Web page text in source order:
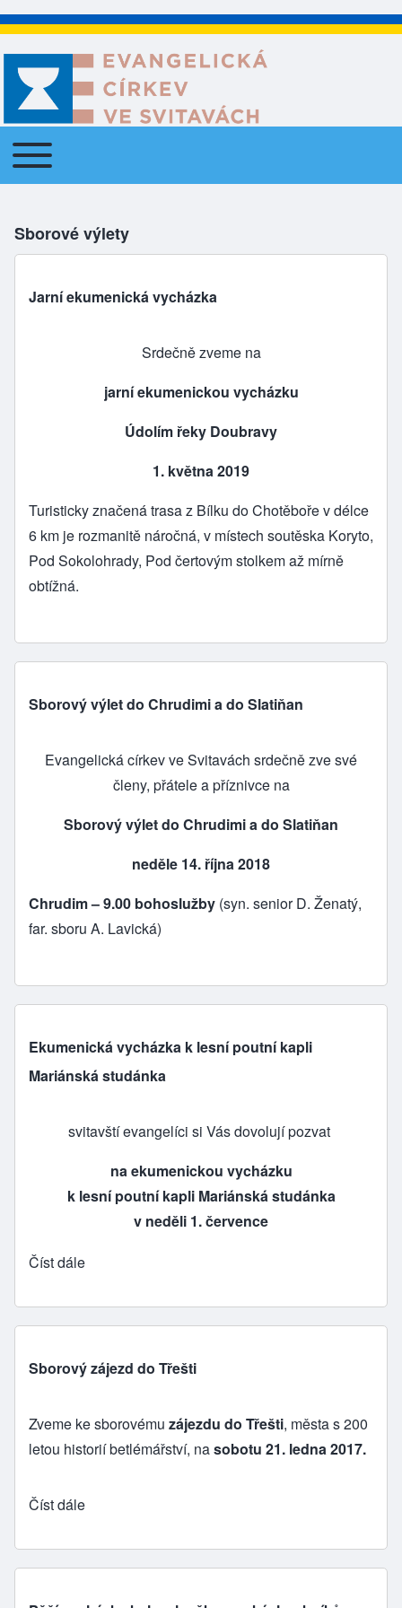
Main navigation
Toggle main menu
Sborové výlety
Jarní ekumenická vycházka
Srdečně zveme na
jarní ekumenickou vycházku
Údolím řeky Doubravy
1. května 2019
Turisticky značená trasa z Bílku do Chotěboře v délce
6 km je rozmanitě náročná, v místech soutěska Koryto,
Pod Sokolohrady, Pod čertovým stolkem až mírně
obtížná.
Sborový výlet do Chrudimi a do Slatiňan
Evangelická církev ve Svitavách srdečně zve své
členy, přátele a příznivce na
Sborový výlet do Chrudimi a do Slatiňan
neděle 14. října 2018
Chrudim – 9.00 bohoslužby (syn. senior D. Ženatý,
far. sboru A. Lavická)
Ekumenická vycházka k lesní poutní kapli
Mariánská studánka
svitavští evangelíci si Vás dovolují pozvat
na ekumenickou vycházku
k lesní poutní kapli Mariánská studánka
v neděli 1. července
Číst dále
Sborový zájezd do Třešti
Zveme ke sborovému zájezdu do Třešti, města s 200
letou historií betlémářství, nasobotu 21. ledna 2017.
Číst dále